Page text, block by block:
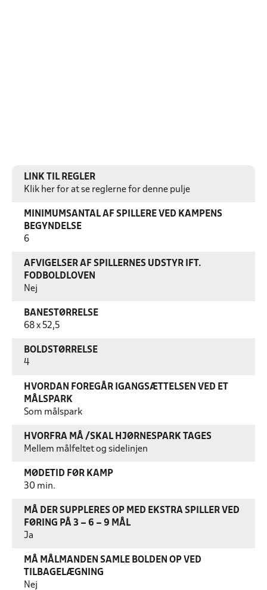
LINK TIL REGLER
Klik her for at se reglerne for denne pulje
MINIMUMSANTAL AF SPILLERE VED KAMPENS
BEGYNDELSE
6
AFVIGELSER AF SPILLERNES UDSTYR IFT.
FODBOLDLOVEN
Nej
BANESTØRRELSE
68 x 52,5
BOLDSTØRRELSE
4
HVORDAN FOREGÅR IGANGSÆTTELSEN VED ET
MÅLSPARK
Som målspark
HVORFRA MÅ /SKAL HJØRNESPARK TAGES
Mellem målfeltet og sidelinjen
MØDETID FØR KAMP
30 min.
MÅ DER SUPPLERES OP MED EKSTRA SPILLER VED
FØRING PÅ 3 – 6 – 9 MÅL
Ja
MÅ MÅLMANDEN SAMLE BOLDEN OP VED
TILBAGELÆGNING
Nej